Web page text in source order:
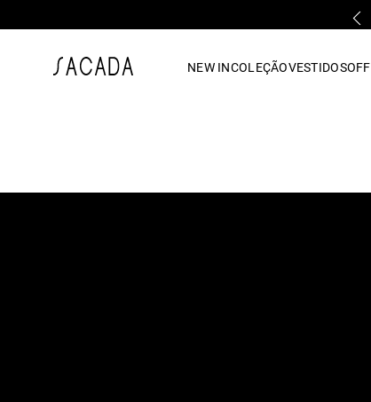
NEW INCOLEÇÃOVESTIDOSOFF
vestido midi
7º macacão